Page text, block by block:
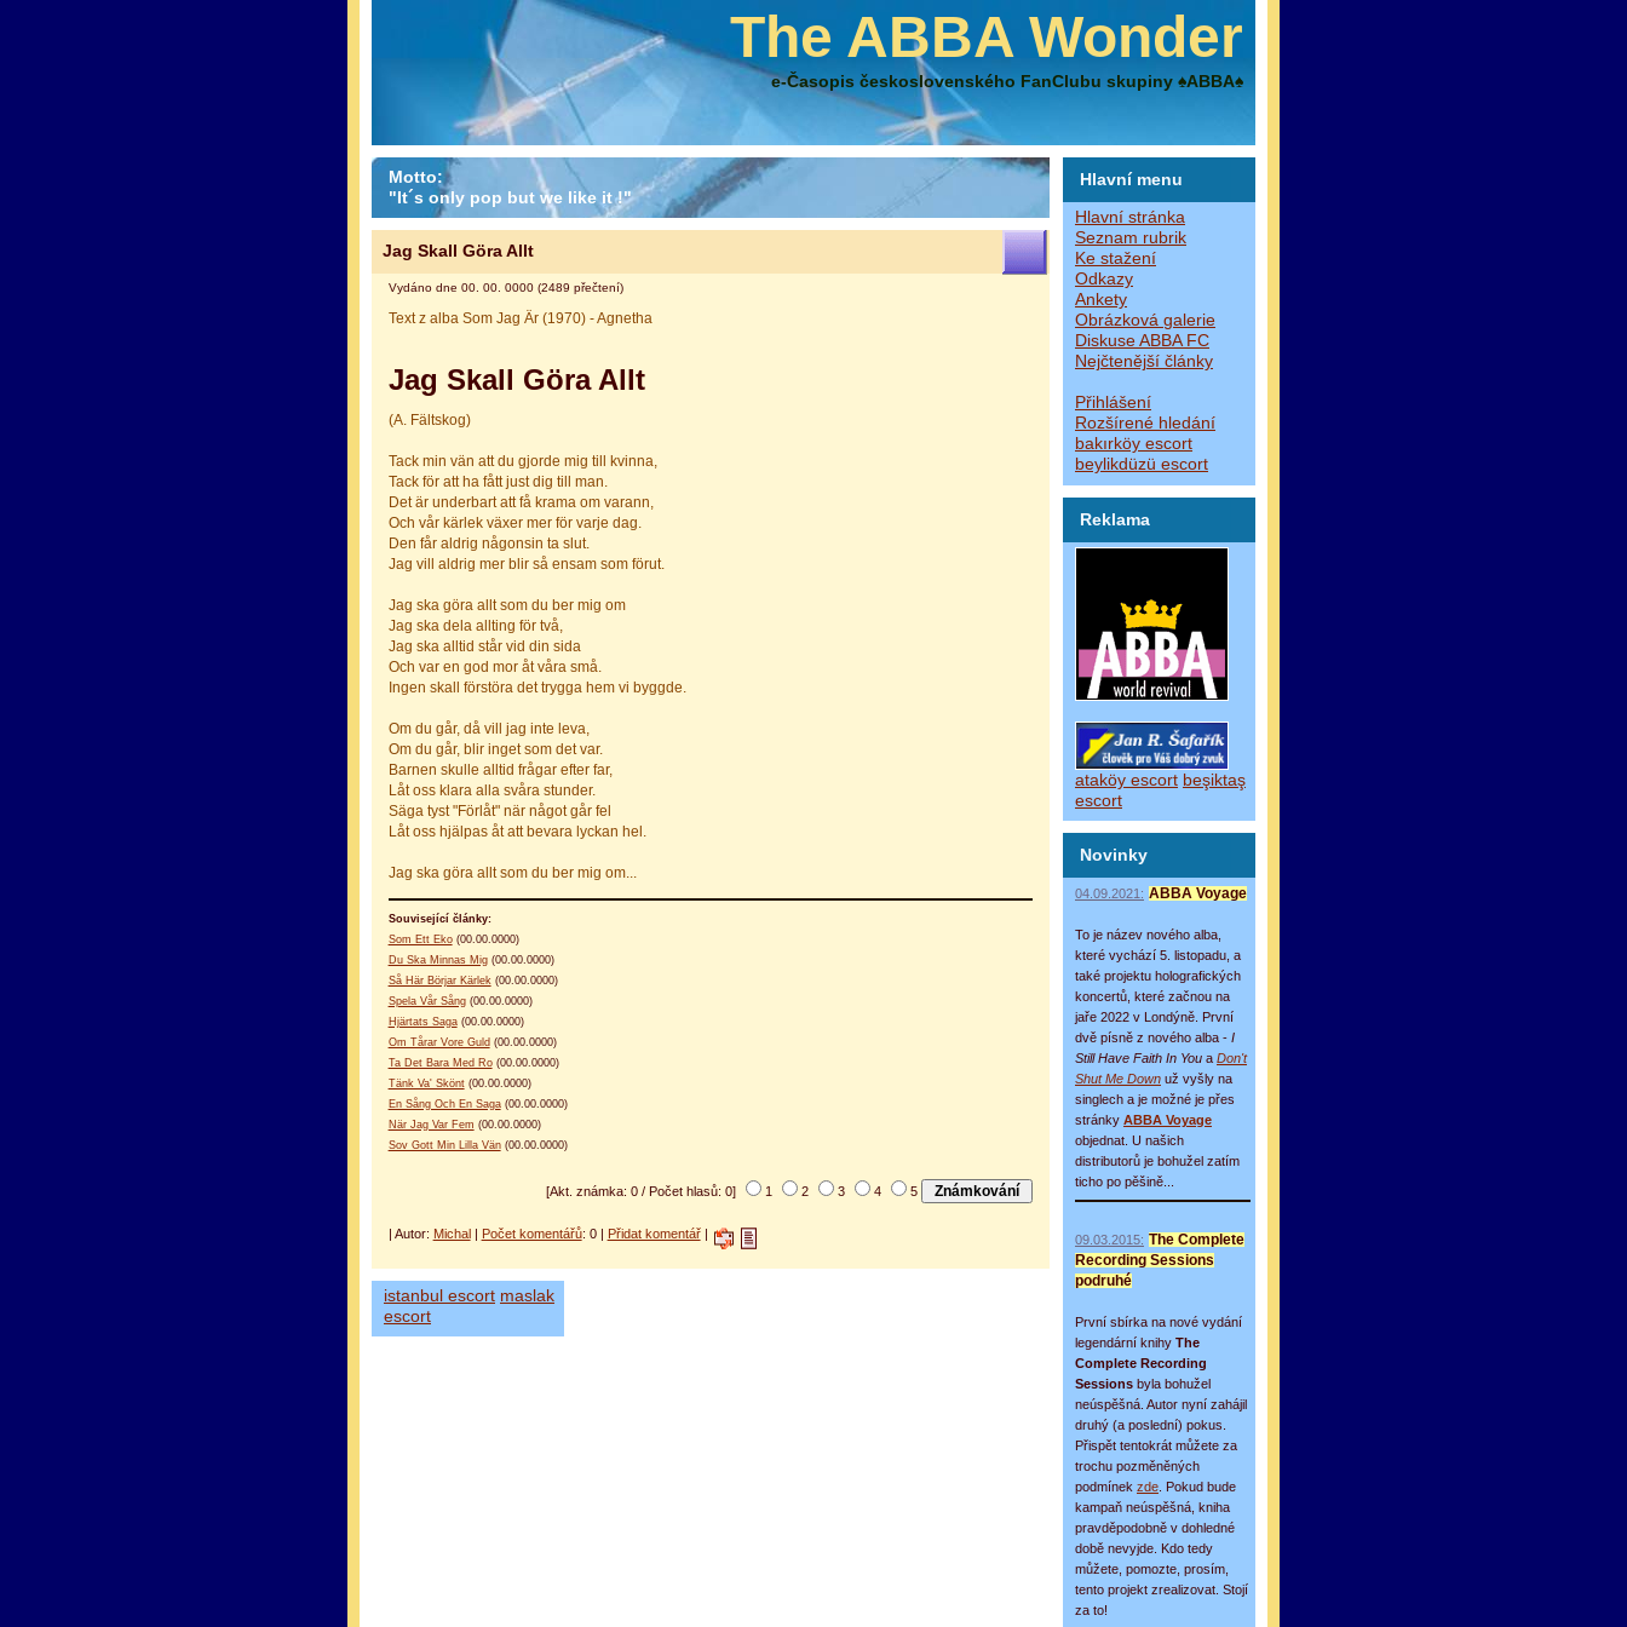
The ABBA Wonder
e-Časopis československého FanClubu skupiny ♠ABBA♠
Hlavní menu
Hlavní stránka
Seznam rubrik
Ke stažení
Odkazy
Ankety
Obrázková galerie
Diskuse ABBA FC
Nejčtenější články
Přihlášení
Rozšírené hledání
bakırköy escort
beylikdüzü escort
Reklama
ataköy escort beşiktaş
escort
Novinky
04.09.2021: ABBA Voyage
To je název nového alba,
které vychází 5. listopadu, a
také projektu holografických
koncertů, které začnou na
jaře 2022 v Londýně. První
dvě písně z nového alba - I
Still Have Faith In You a Don't
Shut Me Down už vyšly na
singlech a je možné je přes
stránky ABBA Voyage
objednat. U našich
distributorů je bohužel zatím
ticho po pěšině...
09.03.2015: The Complete
Recording Sessions
podruhé
První sbírka na nové vydání
legendární knihy The
Complete Recording
Sessions byla bohužel
neúspěšná. Autor nyní zahájil
druhý (a poslední) pokus.
Přispět tentokrát můžete za
trochu pozměněných
podmínek zde . Pokud bude
kampaň neúspěšná, kniha
pravděpodobně v dohledné
době nevyjde. Kdo tedy
můžete, pomozte, prosím,
tento projekt zrealizovat. Stojí
za to!
Motto:
"It´s only pop but we like it !"
Jag Skall Göra Allt
Vydáno dne 00. 00. 0000 (2489 přečtení)
Text z alba Som Jag Är (1970) - Agnetha
Jag Skall Göra Allt
(A. Fältskog)
Tack min vän att du gjorde mig till kvinna,
Tack för att ha fått just dig till man.
Det är underbart att få krama om varann,
Och vår kärlek växer mer för varje dag.
Den får aldrig någonsin ta slut.
Jag vill aldrig mer blir så ensam som förut.
Jag ska göra allt som du ber mig om
Jag ska dela allting för två,
Jag ska alltid står vid din sida
Och var en god mor åt våra små.
Ingen skall förstöra det trygga hem vi byggde.
Om du går, då vill jag inte leva,
Om du går, blir inget som det var.
Barnen skulle alltid frågar efter far,
Låt oss klara alla svåra stunder.
Säga tyst "Förlåt" när något går fel
Låt oss hjälpas åt att bevara lyckan hel.
Jag ska göra allt som du ber mig om...
Související články:
Som Ett Eko(00.00.0000)
Du Ska Minnas Mig(00.00.0000)
Så Här Börjar Kärlek (00.00.0000)
Spela Vår Sång(00.00.0000)
Hjärtats Saga(00.00.0000)
Om Tårar Vore Guld (00.00.0000)
Ta Det Bara Med Ro(00.00.0000)
Tänk Va' Skönt(00.00.0000)
En Sång Och En Saga(00.00.0000)
När Jag Var Fem (00.00.0000)
Sov Gott Min Lilla Vän(00.00.0000)
[Akt. známka: 0 / Počet hlasů: 0] 1 2 3 4 5
| Autor: Michal| Počet komentářů: 0 | Přidat komentář|
istanbul escort maslak
escort